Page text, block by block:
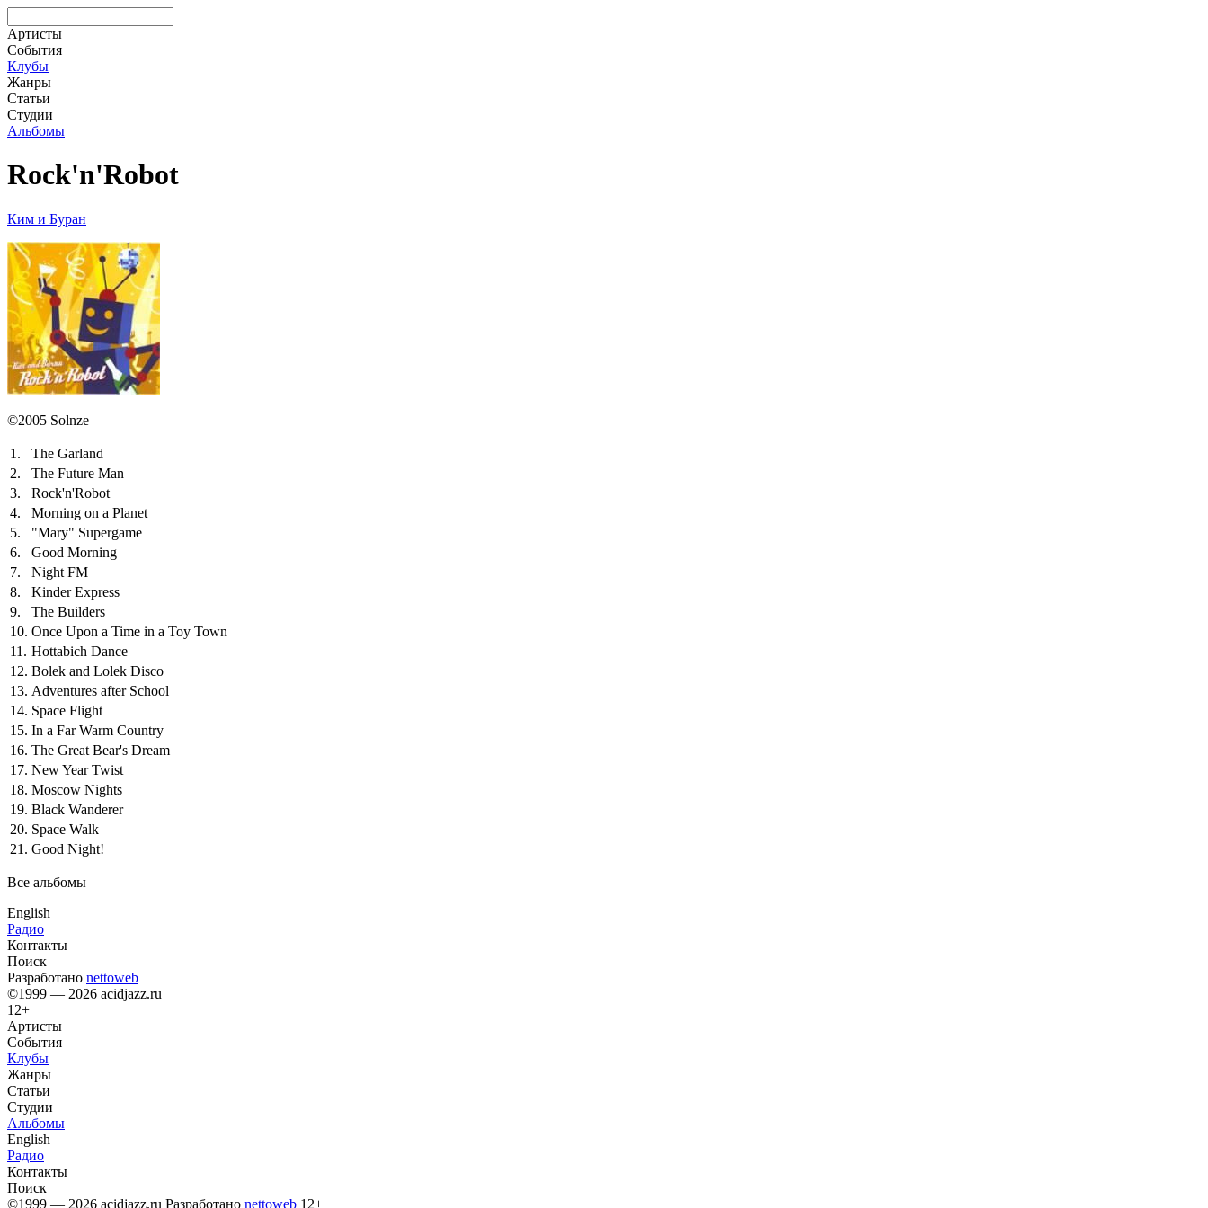
Артисты
События
Клубы
Жанры
Статьи
Студии
Альбомы
Rock'n'Robot
Ким и Буран
©2005 Solnze
1.
The Garland
2.
The Future Man
3.
Rock'n'Robot
4.
Morning on a Planet
5.
"Mary" Supergame
6.
Good Morning
7.
Night FM
8.
Kinder Express
9.
The Builders
10. Once Upon a Time in a Toy Town
11. Hottabich Dance
12. Bolek and Lolek Disco
13. Adventures after School
14. Space Flight
15. In a Far Warm Country
16. The Great Bear's Dream
17. New Year Twist
18. Moscow Nights
19. Black Wanderer
20. Space Walk
21. Good Night!
Все альбомы
English
Радио
Контакты
Поиск
Разработано nettoweb
©1999 — 2026 acidjazz.ru
12+
Артисты
События
Клубы
Жанры
Статьи
Студии
Альбомы
English
Радио
Контакты
Поиск
©1999 — 2026 acidjazz.ru Разработано nettoweb 12+